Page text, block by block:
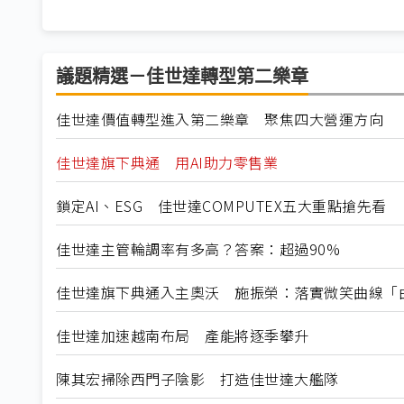
議題精選－佳世達轉型第二樂章
佳世達價值轉型進入第二樂章 聚焦四大營運方向
佳世達旗下典通 用AI助力零售業
鎖定AI、ESG 佳世達COMPUTEX五大重點搶先看
佳世達主管輪調率有多高？答案：超過90%
佳世達旗下典通入主奧沃 施振榮：落實微笑曲線「
佳世達加速越南布局 產能將逐季攀升
陳其宏掃除西門子陰影 打造佳世達大艦隊